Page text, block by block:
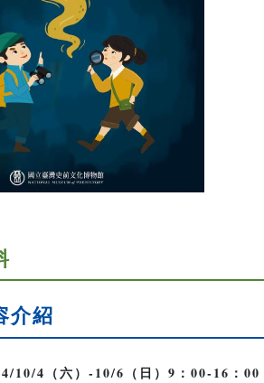
介紹
10/4（六）-10/6（日）9：00-16：00